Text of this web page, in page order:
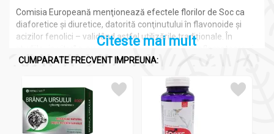
Comisia Europeană menţionează efectele florilor de Soc ca
diaforetice şi diuretice, datorită conţinutului în flavonoide şi
acizilor fenolici – validând astfel utilizările tradiţionale. În
studiile „in vitro” s-au evidenţiat şi acţiunea antiinflamatoare şi
antivirală.
Florile de Soc conţin cca. 3% flavonoide, compuse în special din
glicozide flavonolice: astragalină, hiperozid, izoquercetină şi
rutozid, agliconi liberi: quercetină şi kamferol. Mirosul florilor
proaspete este datorat aminelor alifatice: atilamina,
izobutilamina şi izoamilamina. Mai conţin săruri minerale cca.
Citeste mai mult
CUMPARATE FRECVENT IMPREUNA: